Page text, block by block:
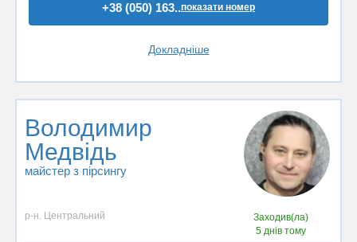
+38 (050) 163..показати номер
Докладніше
Володимир
Медвідь
майстер з пірсингу
р-н. Центральний
Заходив(ла)
5 днів тому